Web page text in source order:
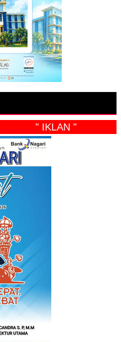
" IKLAN "